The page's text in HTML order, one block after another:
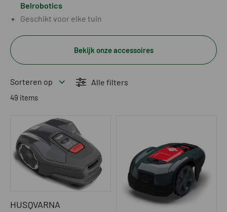
Belrobotics
Geschikt voor elke tuin
Bekijk onze accessoires
Sorteren op Alle filters
49 items
HUSQVARNA